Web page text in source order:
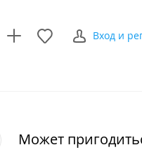
Вход и
Может